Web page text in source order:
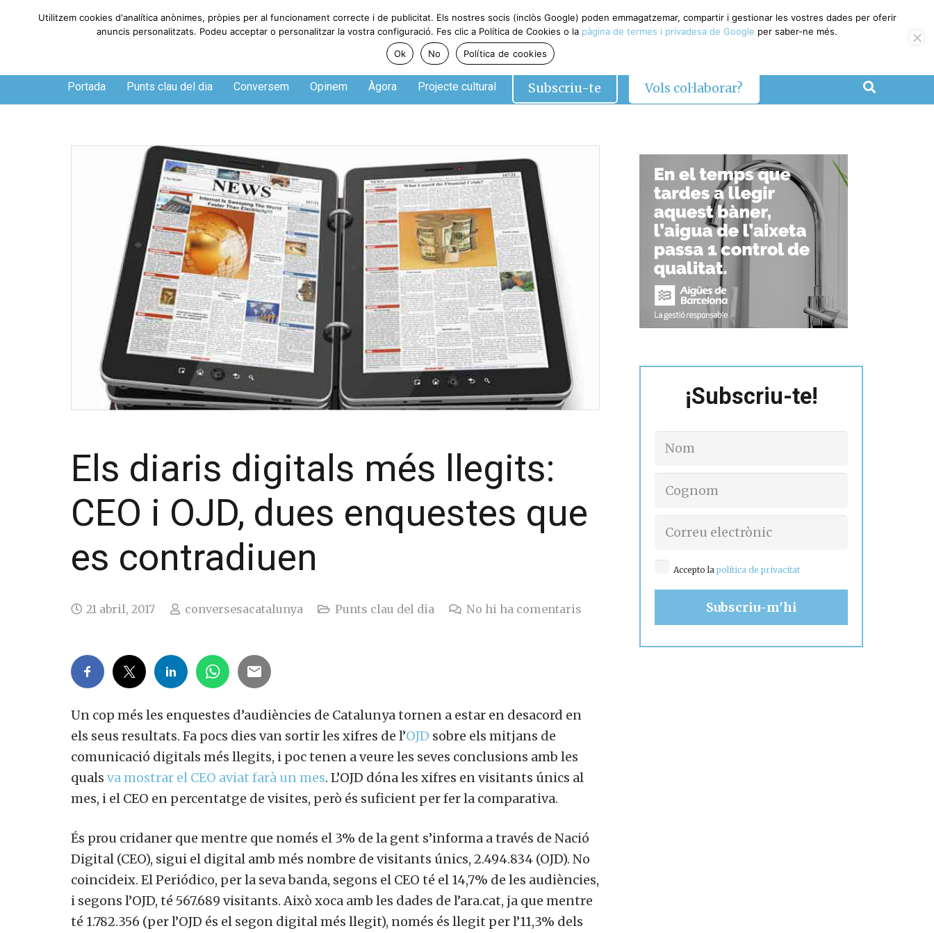
Dissabte, 8 de agosto de 2026
Portada Punts clau del dia Conversem Opinem Àgora Projecte cultural Subscriu-te Vols col·laborar?
Els diaris digitals més llegits:
CEO i OJD, dues enquestes que
es contradiuen
21 abril, 2017 conversesacatalunya Punts clau del dia No hi ha comentaris
Un cop més les enquestes d’audiències de Catalunya tornen a estar en desacord en
els seus resultats. Fa pocs dies van sortir les xifres de l’OJD sobre els mitjans de
comunicació digitals més llegits, i poc tenen a veure les seves conclusions amb les
quals va mostrar el CEO aviat farà un mes. L’OJD dóna les xifres en visitants únics al
mes, i el CEO en percentatge de visites, però és suficient per fer la comparativa.
És prou cridaner que mentre que només el 3% de la gent s’informa a través de Nació
Digital (CEO), sigui el digital amb més nombre de visitants únics, 2.494.834 (OJD). No
coincideix. El Periódico, per la seva banda, segons el CEO té el 14,7% de les audiències,
i segons l’OJD, té 567.689 visitants. Això xoca amb les dades de l’ara.cat, ja que mentre
té 1.782.356 (per l’OJD és el segon digital més llegit), només és llegit per l’11,3% dels
¡Subscriu-te!
Accepto lapolítica de privacitat
Utilitzem cookies d'analítica anònimes, pròpies per al funcionament correcte i de publicitat. Els nostres socis (inclòs Google) poden emmagatzemar, compartir i gestionar les vostres dades per oferir
anuncis personalitzats. Podeu acceptar o personalitzar la vostra configuració. Fes clic a Política de Cookies o la pàgina de termes i privadesa de Google per saber-ne més.
Ok
No Política de cookies